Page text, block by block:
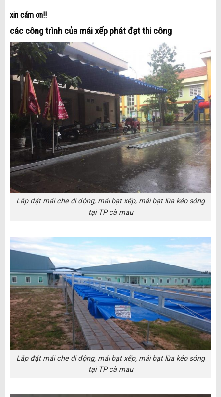
xin cám ơn!!
các công trình của mái xếp phát đạt thi công
Lắp đặt mái che di động, mái bạt xếp, mái bạt lùa kéo sóng
tại TP cà mau
Lắp đặt mái che di động, mái bạt xếp, mái bạt lùa kéo sóng
tại TP cà mau